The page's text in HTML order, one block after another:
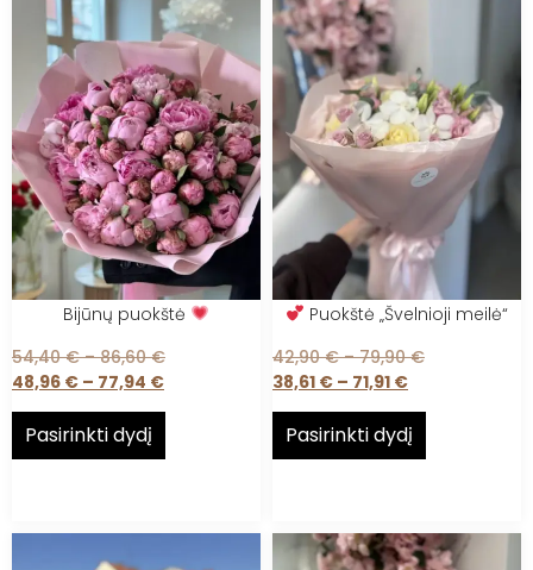
Bijūnų puokštė
54,40€ – 86,60€
48,96 € – 77,94 €
Pasirinkti dydį
Puokštė „Švelnioji meilė“
42,90€ – 79,90€
38,61 € – 71,91 €
Pasirinkti dydį